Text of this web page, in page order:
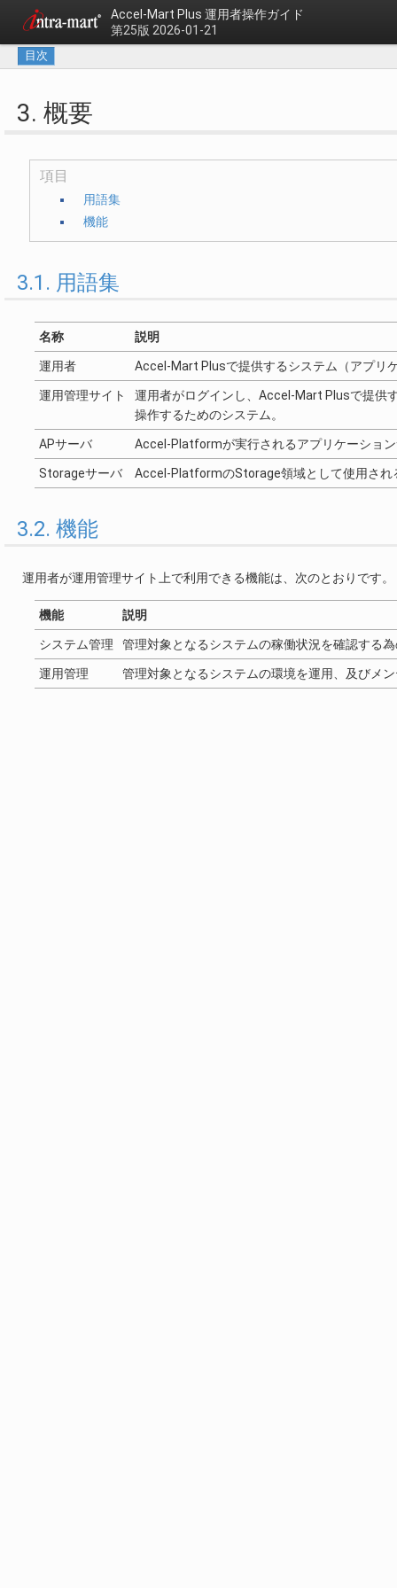
Accel-Mart Plus 運用者操作ガイド
第25版 2026-01-21
目次
3. 概要
項目
用語集
機能
3.1. 用語集
名称 説明
運用者 Accel-Mart Plusで提供するシステム（アプリ
運用管理サイト
運用者がログインし、Accel-Mart Plusで提供
操作するためのシステム。
APサーバ Accel-Platformが実行されるアプリケーショ
Storageサーバ Accel-PlatformのStorage領域として使用され
3.2. 機能
運用者が運用管理サイト上で利用できる機能は、次のとおりです。
機能 説明
システム管理 管理対象となるシステムの稼働状況を確認する
運用管理 管理対象となるシステムの環境を運用、及びメ